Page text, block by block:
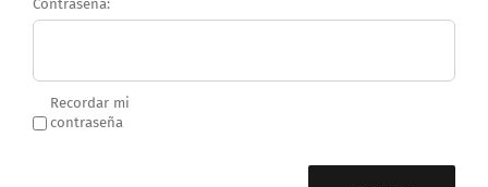
Contraseña:
Recordar mi
contraseña